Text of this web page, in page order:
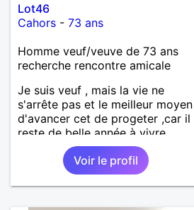
Lot46
Cahors- 73 ans
Homme veuf/veuve de 73 ans
recherche rencontre amicale
Je suis veuf , mais la vie ne
s'arrête pas et le meilleur moyen
d'avancer cet de progeter ,car il
reste de belle année à vivre.
Voir le profil